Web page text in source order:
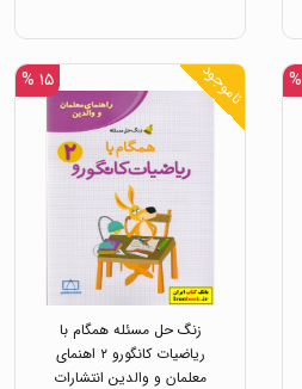
ناموجود ۱۵ %
زنگ حل مسئله همگام با
ریاضیات کانگورو ۲ اهنمای
معلمان و والدین انتشارات